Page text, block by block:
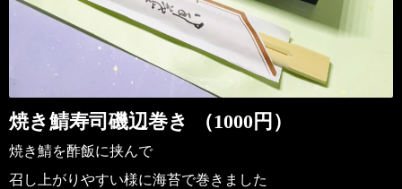
焼き鯖寿司磯辺巻き （1000円）
焼き鯖を酢飯に挟んで
召し上がりやすい様に海苔で巻きました